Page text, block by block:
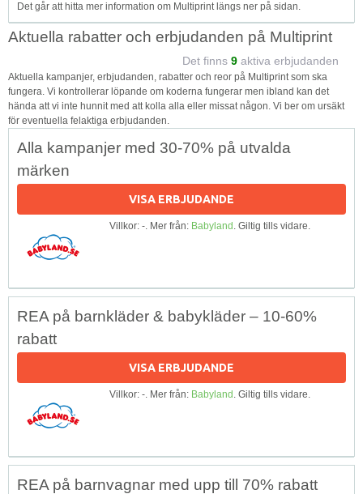
Det går att hitta mer information om Multiprint längs ner på sidan.
Aktuella rabatter och erbjudanden på Multiprint
Det finns 9 aktiva erbjudanden
Aktuella kampanjer, erbjudanden, rabatter och reor på Multiprint som ska
fungera. Vi kontrollerar löpande om koderna fungerar men ibland kan det
hända att vi inte hunnit med att kolla alla eller missat någon. Vi ber om ursäkt
för eventuella felaktiga erbjudanden.
Alla kampanjer med 30-70% på utvalda
märken
VISA ERBJUDANDE
Villkor: -. Mer från: Babyland. Giltig tills vidare.
REA på barnkläder & babykläder – 10-60%
rabatt
VISA ERBJUDANDE
Villkor: -. Mer från: Babyland. Giltig tills vidare.
REA på barnvagnar med upp till 70% rabatt